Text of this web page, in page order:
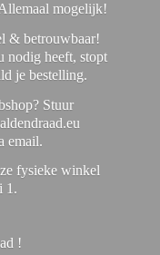
mogelijk!
& betrouwbaar!
nodig heeft, stopt
je bestelling.
Stuur
email.
fysieke winkel
1.
!